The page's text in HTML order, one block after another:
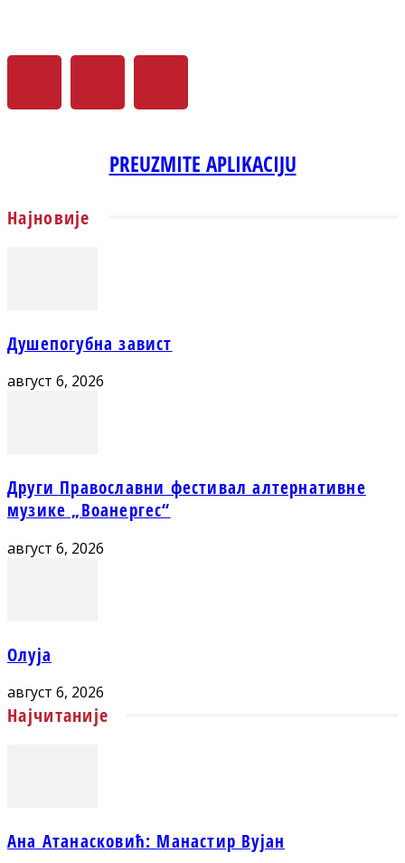
PREUZMITE APLIKACIJU
Најновије
Душепогубна завист
август 6, 2026
Други Православни фестивал алтернативне
музике „Воанергес“
август 6, 2026
Олуја
август 6, 2026
Најчитаније
Ана Атанасковић: Манастир Вујан